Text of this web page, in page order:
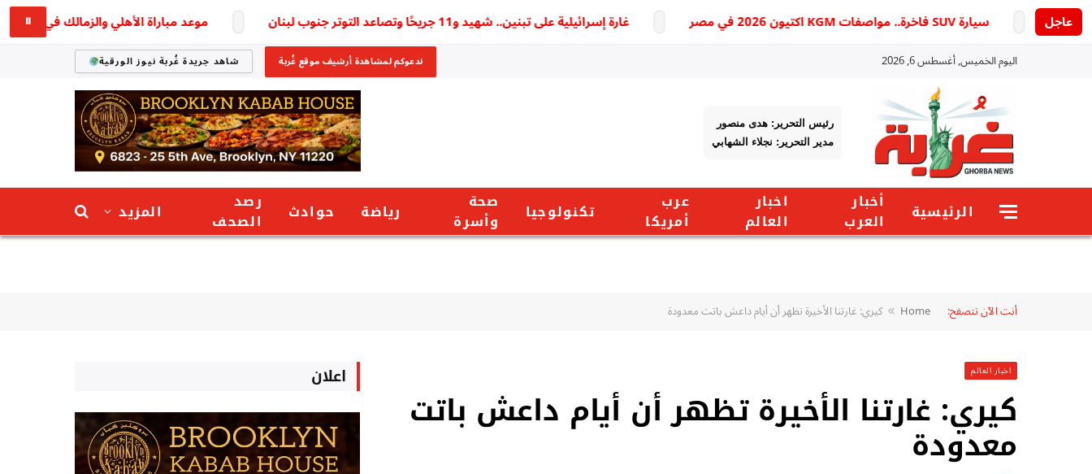
عاجل سيارة SUV فاخرة.. مواصفات KGM اكتيون 2026 في مصر غارة إسرائيلية على تبنين.. شهيد و11 جريحًا وتصاعد التوتر جنوب لبنان موعد مباراة الأهلي والزمالك في الدوري المصري 2026 رسميا.. القمة المنتظرة
⏸
اليوم الخميس, أغسطس 6, 2026 ندعوكم لمشاهدة أرشيف موقع غُربة شاهد جريدة غُربة نيوز الورقية
رئيس التحرير: هدى منصور
مدير التحرير: نجلاء الشهابي
الرئيسية
أخبار
العرب
اخبار
العالم
عرب
أمريكا
تكنولوجيا
صحة
وأسرة
رياضة حوادث
رصد
الصحف
المزيد
أنت الآن تتصفح: Home
» كيري: غارتنا الأخيرة تظهر أن أيام داعش باتت معدودة
اخبار العالم
كيري: غارتنا الأخيرة تظهر أن أيام داعش باتت
معدودة
اعلان